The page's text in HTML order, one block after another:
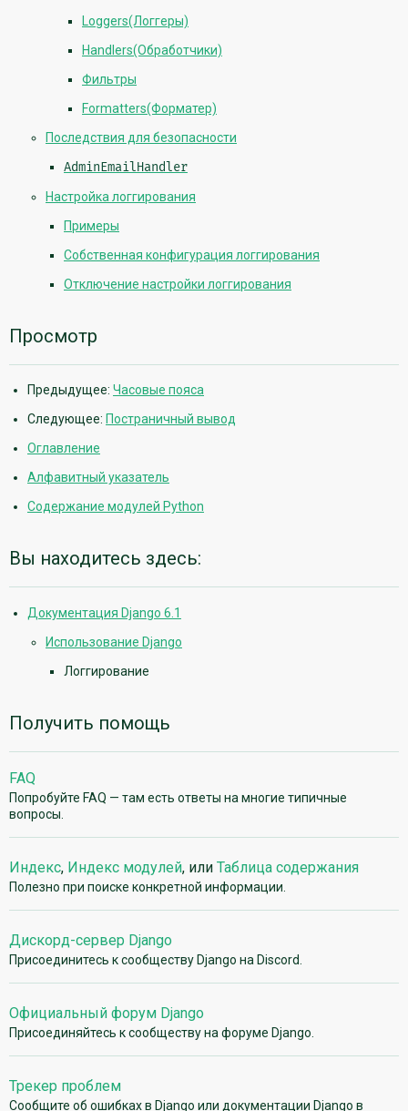
Loggers(Логгеры)
Handlers(Обработчики)
Фильтры
Formatters(Форматер)
Последствия для безопасности
AdminEmailHandler
Настройка логгирования
Примеры
Собственная конфигурация логгирования
Отключение настройки логгирования
Просмотр
Предыдущее: Часовые пояса
Следующее: Постраничный вывод
Оглавление
Алфавитный указатель
Содержание модулей Python
Вы находитесь здесь:
Документация Django 6.1
Использование Django
Логгирование
Получить помощь
FAQ
Попробуйте FAQ — там есть ответы на многие типичные
вопросы.
Индекс, Индекс модулей, или Таблица содержания
Полезно при поиске конкретной информации.
Дискорд-сервер Django
Присоединитесь к сообществу Django на Discord.
Официальный форум Django
Присоединяйтесь к сообществу на форуме Django.
Трекер проблем
Сообщите об ошибках в Django или документации Django в